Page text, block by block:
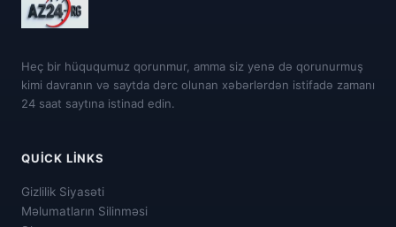
Heç bir hüququmuz qorunmur, amma siz yenə də qorunurmuş
kimi davranın və saytda dərc olunan xəbərlərdən istifadə zamanı
24 saat saytına istinad edin.
QUICK LINKS
Gizlilik Siyasəti
Məlumatların Silinməsi